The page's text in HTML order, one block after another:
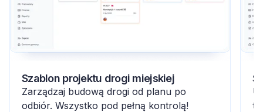
Szablon projektu drogi miejskiej
Zarządzaj budową drogi od planu po
odbiór. Wszystko pod pełną kontrolą!